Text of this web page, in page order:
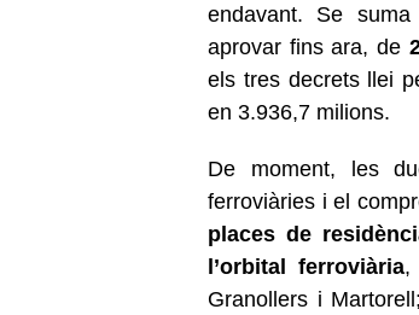
endavant. Se
aprovar fins ara, de
els tres decrets llei
en 3.936,7 milions.
De moment, les
ferroviàries i el
places de
l’orbital ferroviària,
Granollers i